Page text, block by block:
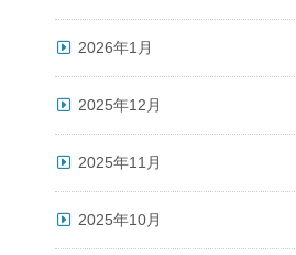
2026年1月
2025年12月
2025年11月
2025年10月